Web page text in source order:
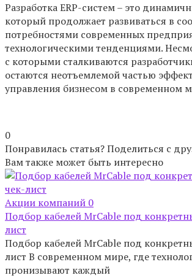
Разработка ERP-систем – это
который продолжает развиваться в
потребностями современных
технологическими тенденциями.
с которыми сталкиваются
остаются неотъемлемой частью
управления бизнесом в современном
0
Понравилась статья? Поделиться с
Вам также может быть интересно
Акции компаний 0
Подбор кабелей MrCable под
лист
Подбор кабелей MrCable под
лист В современном мире, где
пронизывают каждый